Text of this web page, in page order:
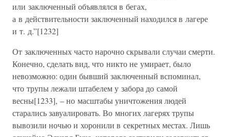
или заключенный объявлялся в бегах,
а в действительности заключенный находился в лагере
и т. д.”[1232]
От заключенных часто нарочно скрывали случаи смерти.
Конечно, сделать вид, что никто не умирает, было
невозможно: один бывший заключенный вспоминал,
что трупы лежали штабелем у забора до самой
весны[1233], – но масштабы уничтожения людей
старались завуалировать. Во многих лагерях трупы
вывозили ночью и хоронили в секретных местах. Лишь